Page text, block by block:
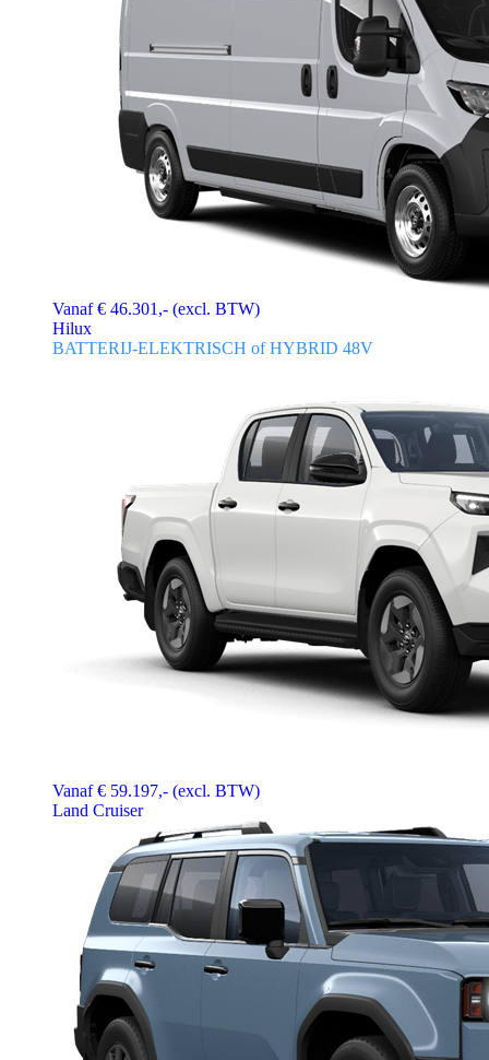
Vanaf € 46.301,- (excl. BTW)
Hilux
BATTERIJ-ELEKTRISCH of HYBRID 48V
Vanaf € 59.197,- (excl. BTW)
Land Cruiser